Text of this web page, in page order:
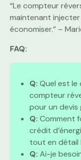
“Le compteur
maintenant injecter
économiser.” –
FAQ:
Q: Quel est le
compteur
pour un
Q: Comment
crédit
tout en détail
Q: Ai-je